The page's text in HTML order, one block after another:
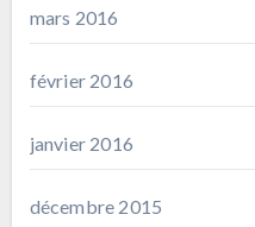
mars 2016
février 2016
janvier 2016
décembre 2015